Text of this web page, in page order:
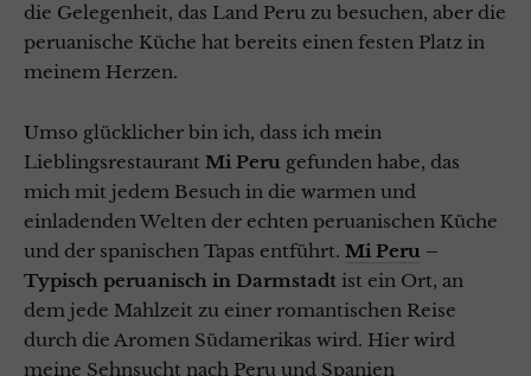
die Gelegenheit, das Land Peru zu besuchen, aber die
peruanische Küche hat bereits einen festen Platz in
meinem Herzen.
Umso glücklicher bin ich, dass ich mein
Lieblingsrestaurant Mi Peru gefunden habe, das
mich mit jedem Besuch in die warmen und
einladenden Welten der echten peruanischen Küche
und der spanischen Tapas entführt. Mi Peru –
Typisch peruanisch in Darmstadt ist ein Ort, an
dem jede Mahlzeit zu einer romantischen Reise
durch die Aromen Südamerikas wird. Hier wird
meine Sehnsucht nach Peru und Spanien